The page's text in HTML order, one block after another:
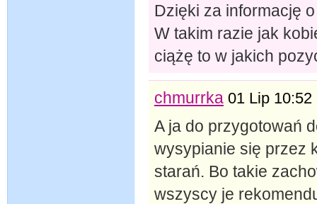
Dzięki za informację
W takim razie jak
ciążę to w jakich
chmurrka 01 Lip 10:52
A ja do przygotowań
wysypianie się przez
starań. Bo takie
wszyscy je